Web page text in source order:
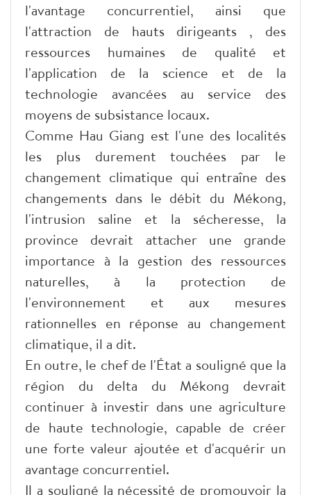
l'avantage concurrentiel, ainsi que
l'attraction de hauts dirigeants , des
ressources humaines de qualité et
l'application de la science et de la
technologie avancées au service des
moyens de subsistance locaux.
Comme Hau Giang est l'une des localités
les plus durement touchées par le
changement climatique qui entraîne des
changements dans le débit du Mékong,
l'intrusion saline et la sécheresse, la
province devrait attacher une grande
importance à la gestion des ressources
naturelles, à la protection de
l'environnement et aux mesures
rationnelles en réponse au changement
climatique, il a dit.
En outre, le chef de l'État a souligné que la
région du delta du Mékong devrait
continuer à investir dans une agriculture
de haute technologie, capable de créer
une forte valeur ajoutée et d'acquérir un
avantage concurrentiel.
Il a souligné la nécessité de promouvoir la